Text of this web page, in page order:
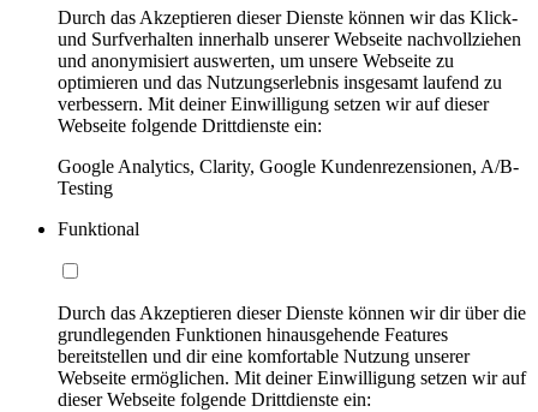
Durch das Akzeptieren dieser Dienste können wir das Klick-
und Surfverhalten innerhalb unserer Webseite nachvollziehen
und anonymisiert auswerten, um unsere Webseite zu
optimieren und das Nutzungserlebnis insgesamt laufend zu
verbessern. Mit deiner Einwilligung setzen wir auf dieser
Webseite folgende Drittdienste ein:
Google Analytics, Clarity, Google Kundenrezensionen, A/B-
Testing
Funktional
Durch das Akzeptieren dieser Dienste können wir dir über die
grundlegenden Funktionen hinausgehende Features
bereitstellen und dir eine komfortable Nutzung unserer
Webseite ermöglichen. Mit deiner Einwilligung setzen wir auf
dieser Webseite folgende Drittdienste ein: